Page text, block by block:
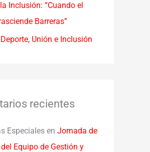
Inclusión: “Cuando el
Barreras”
Unión e Inclusión
recientes
Especiales en Jornada de
Equipo de Gestión y